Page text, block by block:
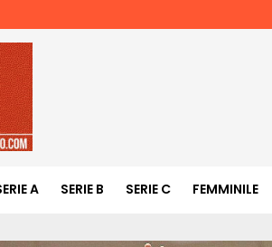
A SERIE B SERIE C FEMMINILE